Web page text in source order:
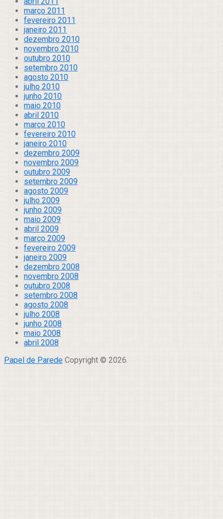
março 2011
fevereiro 2011
janeiro 2011
dezembro 2010
novembro 2010
outubro 2010
setembro 2010
agosto 2010
julho 2010
junho 2010
maio 2010
abril 2010
março 2010
fevereiro 2010
janeiro 2010
dezembro 2009
novembro 2009
outubro 2009
setembro 2009
agosto 2009
julho 2009
junho 2009
maio 2009
abril 2009
março 2009
fevereiro 2009
janeiro 2009
dezembro 2008
novembro 2008
outubro 2008
setembro 2008
agosto 2008
julho 2008
junho 2008
maio 2008
abril 2008
Papel de Parede Copyright © 2026.